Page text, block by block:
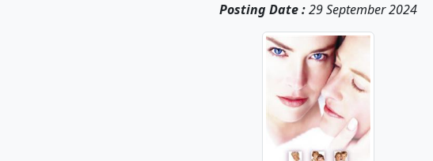
Posting Date :29 September 2024